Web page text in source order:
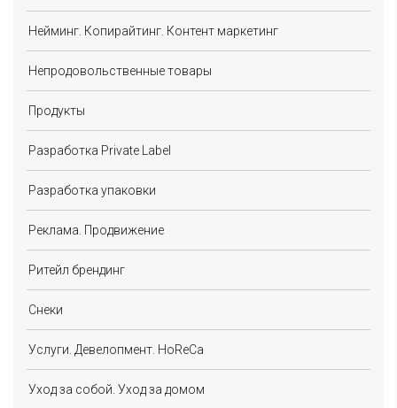
Нейминг. Копирайтинг. Контент маркетинг
Непродовольственные товары
Продукты
Разработка Private Label
Разработка упаковки
Реклама. Продвижение
Ритейл брендинг
Снеки
Услуги. Девелопмент. HoReCa
Уход за собой. Уход за домом